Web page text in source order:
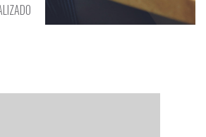
EXTRACCIÓN DE INFORMACIÓN